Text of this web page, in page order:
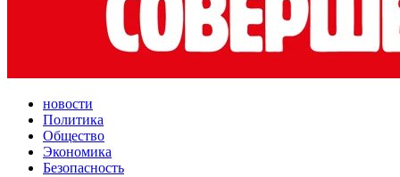
новости
Политика
Общество
Экономика
Безопасность